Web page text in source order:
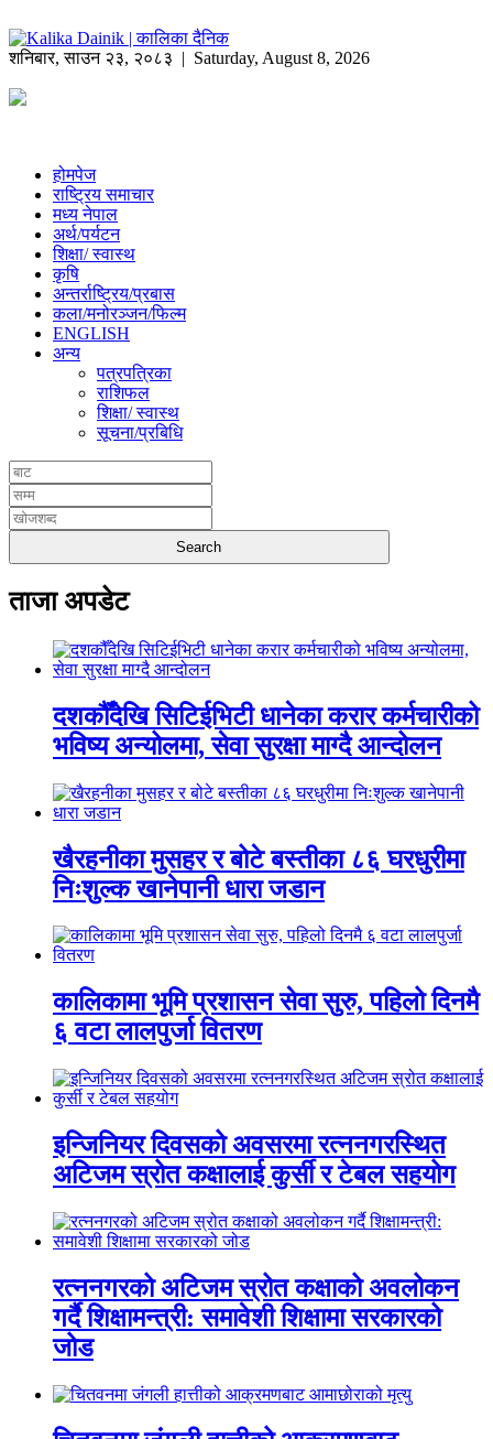
शनिबार,साउन २३, २०८३ | Saturday, August 8, 2026
होमपेज
राष्ट्रिय समाचार
मध्य नेपाल
अर्थ/पर्यटन
शिक्षा/ स्वास्थ
कृषि
अन्तर्राष्ट्रिय/प्रबास
कला/मनोरञ्जन/फिल्म
ENGLISH
अन्य
पत्रपत्रिका
राशिफल
शिक्षा/ स्वास्थ
सूचना/प्रबिधि
ताजा अपडेट
दशकौँदेखि सिटिईभिटी धानेका करार कर्मचारीको
भविष्य अन्योलमा, सेवा सुरक्षा माग्दै आन्दोलन
खैरहनीका मुसहर र बोटे बस्तीका ८६ घरधुरीमा
निःशुल्क खानेपानी धारा जडान
कालिकामा भूमि प्रशासन सेवा सुरु, पहिलो दिनमै
६ वटा लालपुर्जा वितरण
इन्जिनियर दिवसको अवसरमा रत्ननगरस्थित
अटिजम स्रोत कक्षालाई कुर्सी र टेबल सहयोग
रत्ननगरको अटिजम स्रोत कक्षाको अवलोकन
गर्दै शिक्षामन्त्री: समावेशी शिक्षामा सरकारको
जोड